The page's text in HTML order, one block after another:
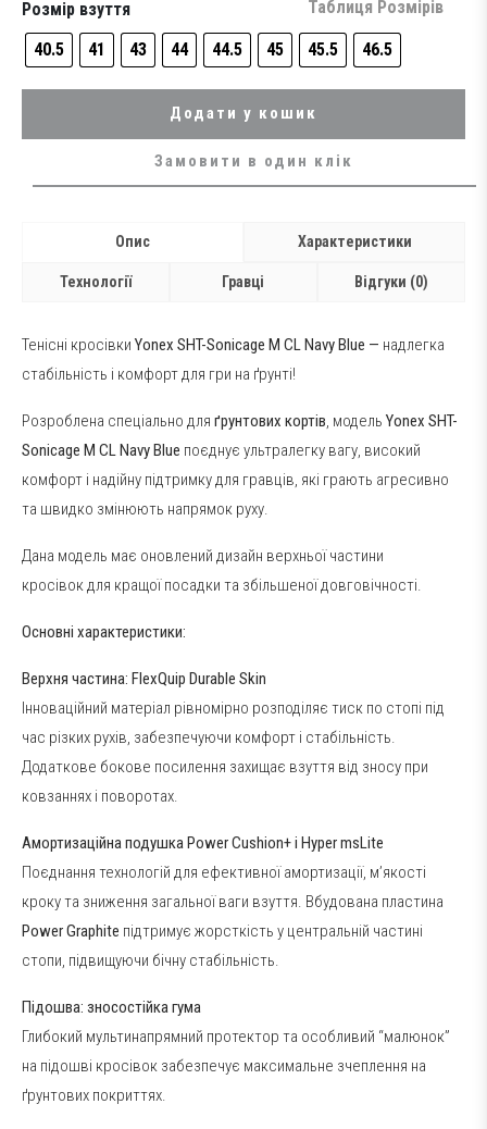
7,499 грн.. 6,399 грн..
Таблиця Розмірів
Розмір взуття
40.5
41 43 44 44.5 45 45.5 46.5
Додати у кошик
Замовити в один клік
Опис Характеристики
Технології Гравці Відгуки (0)
Тенісні кросівки Yonex SHT-Sonicage M CL Navy Blue — надлегка
стабільність і комфорт для гри на ґрунті!
Розроблена спеціально для ґрунтових кортів , модель Yonex SHT-
Sonicage M CL Navy Blue поєднує ультралегку вагу, високий
комфорт і надійну підтримку для гравців, які грають агресивно
та швидко змінюють напрямок руху.
Дана модель має оновлений дизайн верхньої частини
кросівок для кращої посадки та збільшеної довговічності.
Основні характеристики:
Верхня частина: FlexQuip Durable Skin
Інноваційний матеріал рівномірно розподіляє тиск по стопі під
час різких рухів, забезпечуючи комфорт і стабільність.
Додаткове бокове посилення захищає взуття від зносу при
ковзаннях і поворотах.
Амортизаційна подушка Power Cushion+ і Hyper msLite
Поєднання технологій для ефективної амортизації, м’якості
кроку та зниження загальної ваги взуття. Вбудована пластина
Power Graphite підтримує жорсткість у центральній частині
стопи, підвищуючи бічну стабільність.
Підошва: зносостійка гума
Глибокий мультинапрямний протектор та особливий “малюнок”
на підошві кросівок забезпечує максимальне зчеплення на
ґрунтових покриттях.